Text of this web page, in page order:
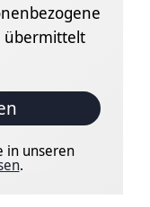
übermittelt
in unseren
.